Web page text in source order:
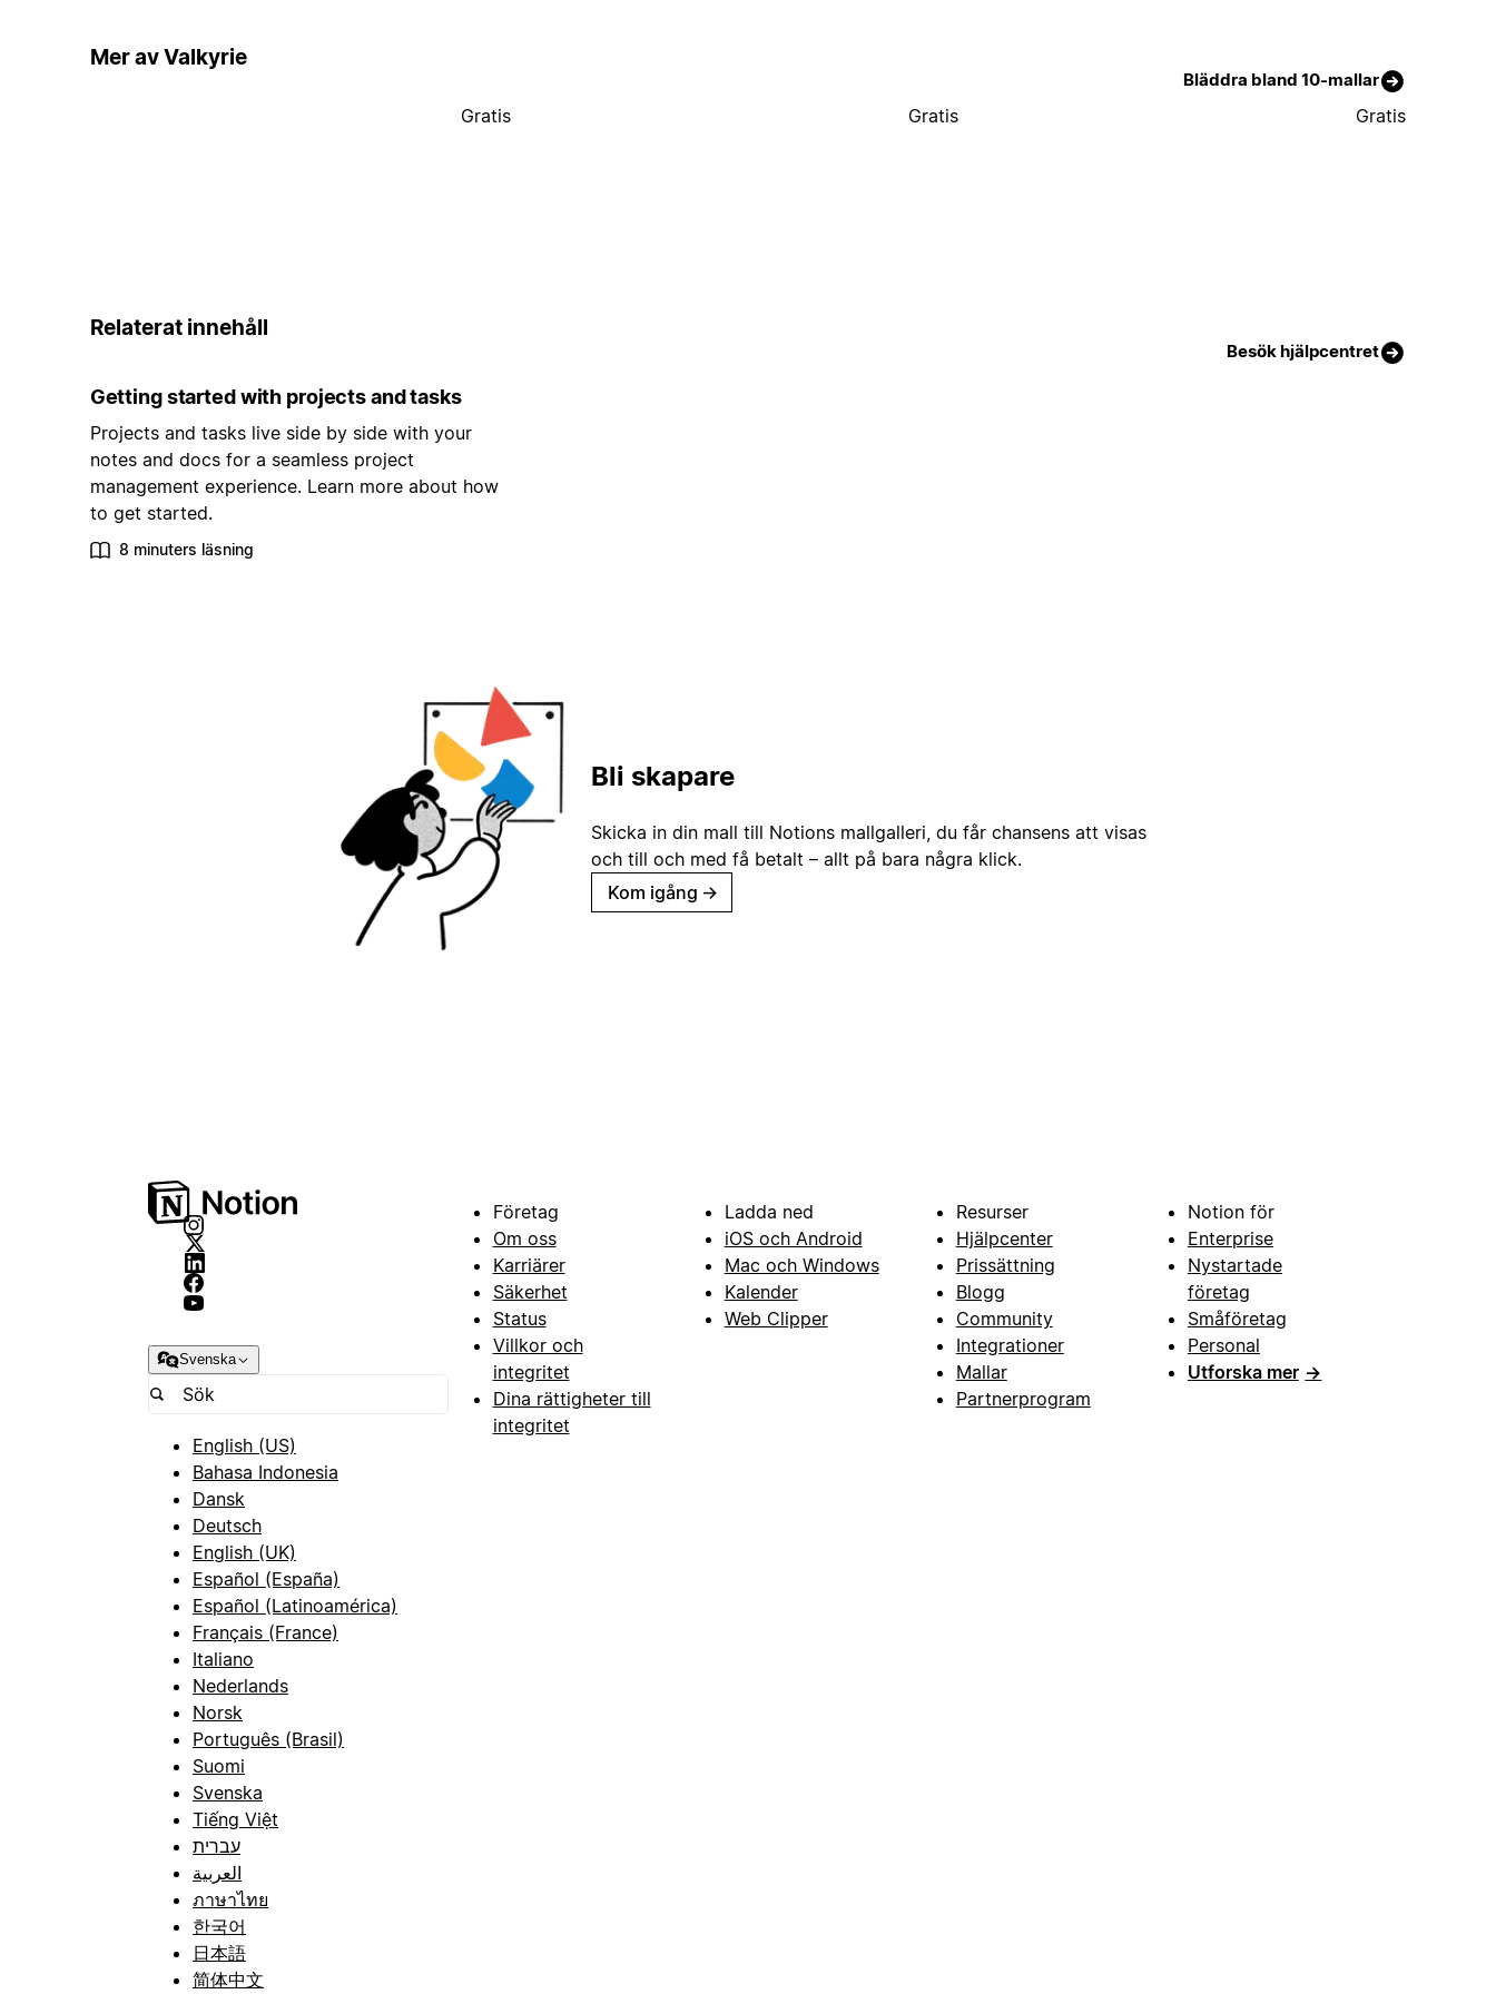
Mer av Valkyrie
Bläddra bland 10-mallar
Gratis Gratis Gratis
Relaterat innehåll
Besök hjälpcentret
Getting started with projects and tasks
Projects and tasks live side by side with your
notes and docs for a seamless project
management experience. Learn more about how
to get started.
8 minuters läsning
Bli skapare
Skicka in din mall till Notions mallgalleri, du får chansens att visas
och till och med få betalt – allt på bara några klick.
Kom igång →
Svenska
English (US)
Bahasa Indonesia
Dansk
Deutsch
English (UK)
Español (España)
Español (Latinoamérica)
Français (France)
Italiano
Nederlands
Norsk
Português (Brasil)
Suomi
Svenska
Tiếng Việt
עברית
العربية
ภาษาไทย
한국어
日本語
简体中文
Företag
Om oss
Karriärer
Säkerhet
Status
Villkor och
integritet
Dina rättigheter till
integritet
Ladda ned
iOS och Android
Mac och Windows
Kalender
Web Clipper
Resurser
Hjälpcenter
Prissättning
Blogg
Community
Integrationer
Mallar
Partnerprogram
Notion för
Enterprise
Nystartade
företag
Småföretag
Personal
Utforska mer →